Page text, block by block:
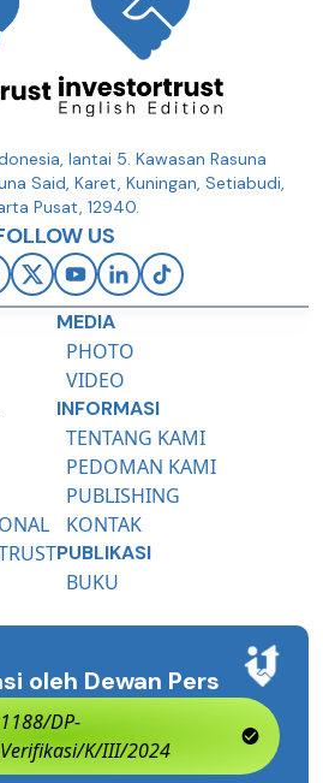
lantai 5. Kawasan Rasuna
Said, Karet, Kuningan, Setiabudi,
Pusat, 12940.
US
MEDIA
PHOTO
VIDEO
INFORMASI
TENTANG KAMI
PEDOMAN KAMI
PUBLISHING
KONTAK
PUBLIKASI
BUKU
oleh Dewan Pers
1188/DP-
Verifikasi/K/III/2024